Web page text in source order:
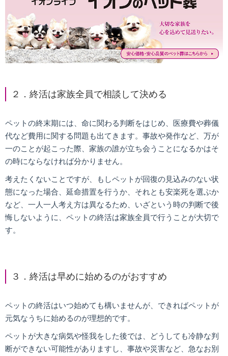
２．終活は家族全員で相談して決める
ペットの終末期には、命に関わる判断をはじめ、医療費や葬儀
代など費用に関する問題も出てきます。事故や発作など、万が
一のことが起こった際、家族の誰が立ち会うことになるかはそ
の時にならなければ分かりません。
考えたくないことですが、もしペットが回復の見込みのない状
態になった場合、延命措置を行うか、それとも安楽死を選ぶか
など、一人一人考え方は異なるため、いざという時の判断で後
悔しないように、ペットの終活は家族全員で行うことが大切で
す。
３．終活は早めに始めるのがおすすめ
ペットの終活はいつ始めても構いませんが、できればペットが
元気なうちに始めるのが理想的です。
ペットが大きな病気や怪我をした後では、どうしても冷静な判
断ができない可能性がありますし、事故や災害など、急なお別